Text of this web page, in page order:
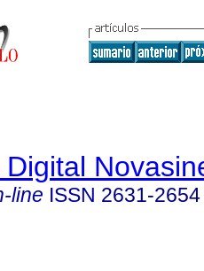
Digital
line ISSN 2631-2654